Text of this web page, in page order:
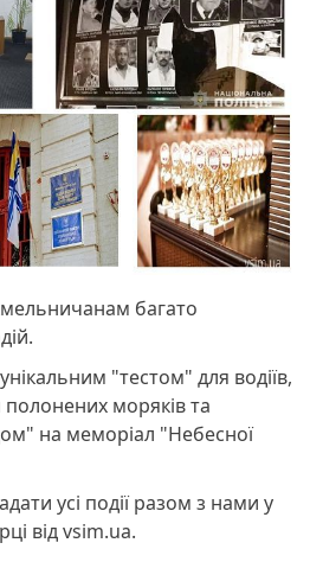
багато
"тестом" для водіїв,
полонених моряків та
на меморіал "Небесної
усі події разом з нами у
від vsim.ua.